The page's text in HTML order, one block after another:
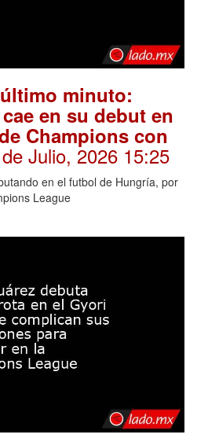
minuto:
en su debut en
Champions con
Julio, 2026 15:25
en el futbol de Hungría, por
League